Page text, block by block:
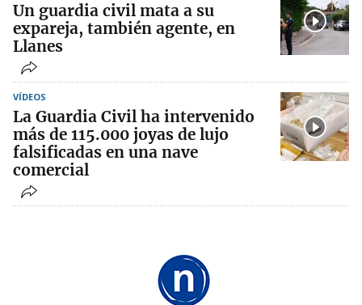
Un guardia civil mata a su
expareja, también agente, en
Llanes
VÍDEOS
La Guardia Civil ha intervenido
más de 115.000 joyas de lujo
falsificadas en una nave
comercial